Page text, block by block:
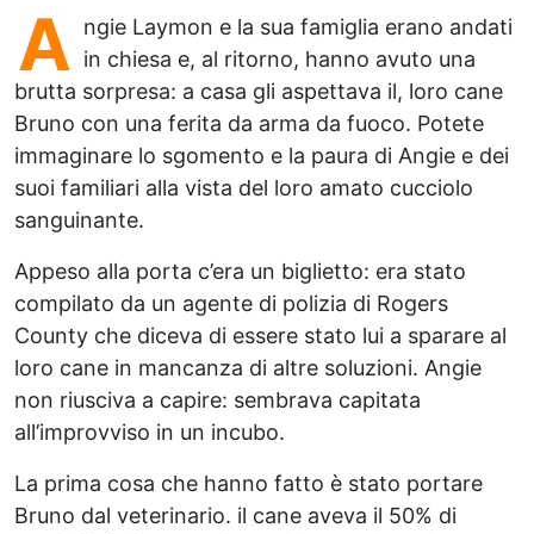
A
ngie Laymon e la sua famiglia erano andati
in chiesa e, al ritorno, hanno avuto una
brutta sorpresa: a casa gli aspettava il, loro cane
Bruno con una ferita da arma da fuoco. Potete
immaginare lo sgomento e la paura di Angie e dei
suoi familiari alla vista del loro amato cucciolo
sanguinante.
Appeso alla porta c’era un biglietto: era stato
compilato da un agente di polizia di Rogers
County che diceva di essere stato lui a sparare al
loro cane in mancanza di altre soluzioni. Angie
non riusciva a capire: sembrava capitata
all’improvviso in un incubo.
La prima cosa che hanno fatto è stato portare
Bruno dal veterinario. il cane aveva il 50% di